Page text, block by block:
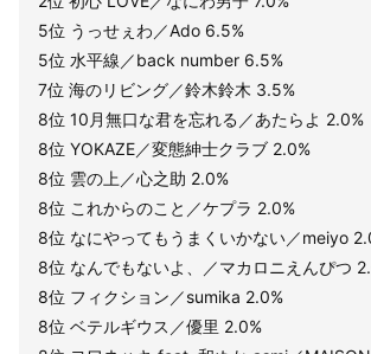
5位 うっせぇわ／Ado 6.5%
5位 水平線／back number 6.5%
7位 海のリビング／鈴木鈴木 3.5%
8位 10月無口な君を忘れる／あたらよ 2.0%
8位 YOKAZE／変態紳士クラブ 2.0%
8位 雲の上／心之助 2.0%
8位 これからのこと／ケプラ 2.0%
8位 なにやってもうまくいかない／meiyo
8位 なんでもないよ、／マカロニえんぴつ
8位 フィクション／sumika 2.0%
8位 ベテルギウス／優里 2.0%